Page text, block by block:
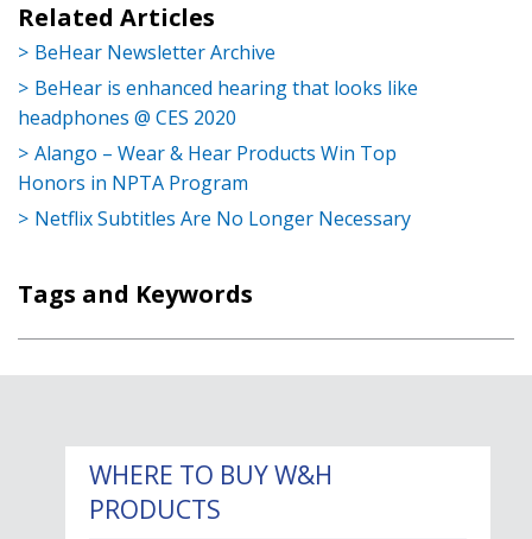
Related Articles
BeHear Newsletter Archive
BeHear is enhanced hearing that looks like
headphones @ CES 2020
Alango – Wear & Hear Products Win Top
Honors in NPTA Program
Netflix Subtitles Are No Longer Necessary
Tags and Keywords
WHERE TO BUY W&H
PRODUCTS